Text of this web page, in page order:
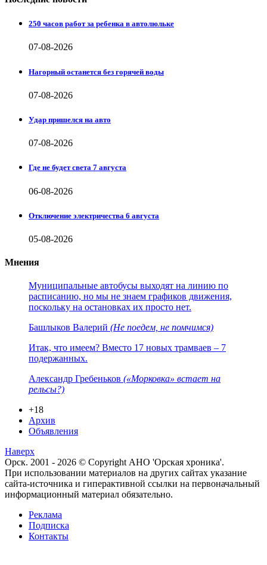
250 часов работ за ребенка в автолюльке
07-08-2026
Нагорный останется без горячей воды
07-08-2026
Удар пришелся на авто
07-08-2026
Где не будет света 7 августа
06-08-2026
Отключение электричества 6 августа
05-08-2026
Мнения
Муниципальные автобусы выходят на линию по
расписанию, но мы не знаем графиков движения,
поскольку на остановках их просто нет.
Башлыков Валерий (Не поедем, не помчимся)
Итак, что имеем? Вместо 17 новых трамваев – 7
подержанных.
Александр Гребеньков («Морковка» встает на
рельсы?)
+18
Архив
Объявления
Наверх
Орск. 2001 - 2026 © Copyright АНО 'Орская хроника'.
При использовании материалов на других сайтах указание
сайта-источника и гиперактивной ссылки на первоначальный
информационный материал обязательно.
Реклама
Подписка
Контакты